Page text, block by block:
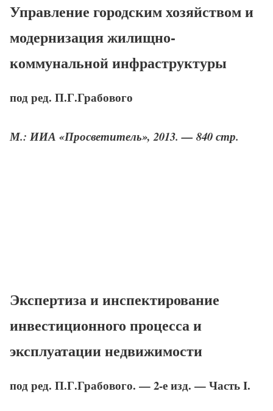
Управление городским хозяйством и
модернизация жилищно-
коммунальной инфраструктуры
под ред. П.Г.Грабового
М.: ИИА «Просветитель», 2013. — 840 стр.
Экспертиза и инспектирование
инвестиционного процесса и
эксплуатации недвижимости
под ред. П.Г.Грабового. — 2-е изд. — Часть I.